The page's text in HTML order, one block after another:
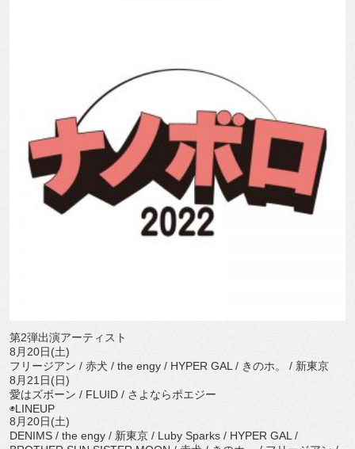
第2弾出演アーティスト
8月20日(土)
フリージアン / 赤犬 / the engy / HYPER GAL / きのホ。 / 新東京
8月21日(日)
愛はズボーン / FLUID / さよならポエジー
◉LINEUP
8月20日(土)
DENIMS / the engy / 新東京 / Luby Sparks / HYPER GAL /